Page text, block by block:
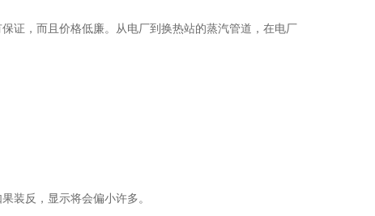
，而且价格低廉。从电厂到换热站的蒸汽管道，在电厂
反，显示将会偏小许多。